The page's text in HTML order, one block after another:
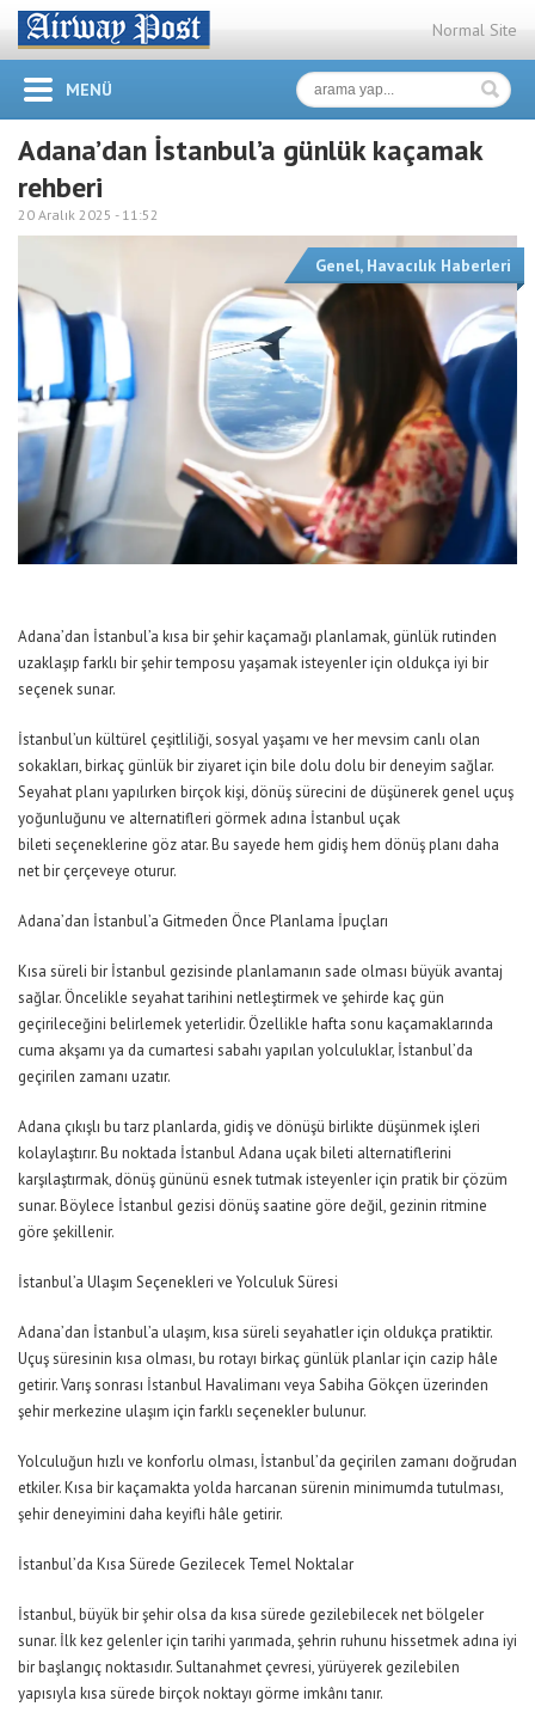
Normal Site
MENÜ
Adana’dan İstanbul’a günlük kaçamak
rehberi
20 Aralık 2025 - 11:52
Genel, Havacılık Haberleri
Adana’dan İstanbul’a kısa bir şehir kaçamağı planlamak, günlük rutinden
uzaklaşıp farklı bir şehir temposu yaşamak isteyenler için oldukça iyi bir
seçenek sunar.
İstanbul’un kültürel çeşitliliği, sosyal yaşamı ve her mevsim canlı olan
sokakları, birkaç günlük bir ziyaret için bile dolu dolu bir deneyim sağlar.
Seyahat planı yapılırken birçok kişi, dönüş sürecini de düşünerek genel uçuş
yoğunluğunu ve alternatifleri görmek adına İstanbul uçak
bileti seçeneklerine göz atar. Bu sayede hem gidiş hem dönüş planı daha
net bir çerçeveye oturur.
Adana’dan İstanbul’a Gitmeden Önce Planlama İpuçları
Kısa süreli bir İstanbul gezisinde planlamanın sade olması büyük avantaj
sağlar. Öncelikle seyahat tarihini netleştirmek ve şehirde kaç gün
geçirileceğini belirlemek yeterlidir. Özellikle hafta sonu kaçamaklarında
cuma akşamı ya da cumartesi sabahı yapılan yolculuklar, İstanbul’da
geçirilen zamanı uzatır.
Adana çıkışlı bu tarz planlarda, gidiş ve dönüşü birlikte düşünmek işleri
kolaylaştırır. Bu noktada İstanbul Adana uçak bileti alternatiflerini
karşılaştırmak, dönüş gününü esnek tutmak isteyenler için pratik bir çözüm
sunar. Böylece İstanbul gezisi dönüş saatine göre değil, gezinin ritmine
göre şekillenir.
İstanbul’a Ulaşım Seçenekleri ve Yolculuk Süresi
Adana’dan İstanbul’a ulaşım, kısa süreli seyahatler için oldukça pratiktir.
Uçuş süresinin kısa olması, bu rotayı birkaç günlük planlar için cazip hâle
getirir. Varış sonrası İstanbul Havalimanı veya Sabiha Gökçen üzerinden
şehir merkezine ulaşım için farklı seçenekler bulunur.
Yolculuğun hızlı ve konforlu olması, İstanbul’da geçirilen zamanı doğrudan
etkiler. Kısa bir kaçamakta yolda harcanan sürenin minimumda tutulması,
şehir deneyimini daha keyifli hâle getirir.
İstanbul’da Kısa Sürede Gezilecek Temel Noktalar
İstanbul, büyük bir şehir olsa da kısa sürede gezilebilecek net bölgeler
sunar. İlk kez gelenler için tarihi yarımada, şehrin ruhunu hissetmek adına iyi
bir başlangıç noktasıdır. Sultanahmet çevresi, yürüyerek gezilebilen
yapısıyla kısa sürede birçok noktayı görme imkânı tanır.